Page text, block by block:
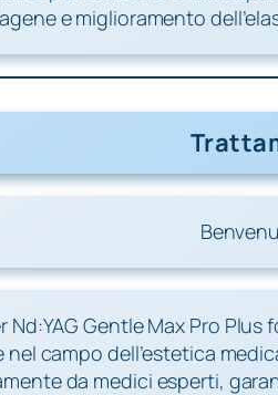
e miglioramento
Nd:YAG Gentle Max Pro
campo dell’estetica
da medici esperti,